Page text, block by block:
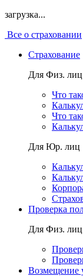
загрузка...
Все о страховании
Страхование
Для Физ. лиц
Что
Что
Для Юр. лиц
Проверка
Для Физ. лиц
Возмещение